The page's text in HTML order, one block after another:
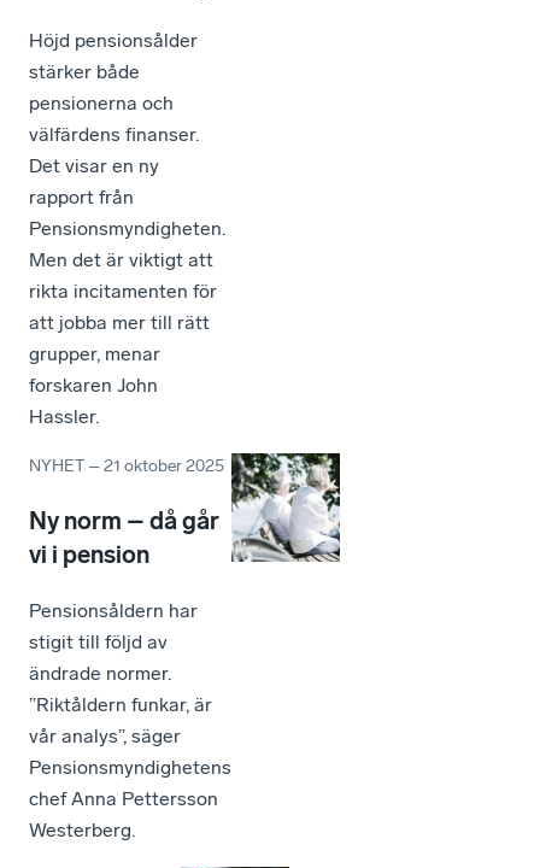
Höjd pensionsålder
stärker både
pensionerna och
välfärdens finanser.
Det visar en ny
rapport från
Pensionsmyndigheten.
Men det är viktigt att
rikta incitamenten för
att jobba mer till rätt
grupper, menar
forskaren John
Hassler.
NYHET –21 oktober 2025
Ny norm – då går
vi i pension
Pensionsåldern har
stigit till följd av
ändrade normer.
”Riktåldern funkar, är
vår analys”, säger
Pensionsmyndighetens
chef Anna Pettersson
Westerberg.